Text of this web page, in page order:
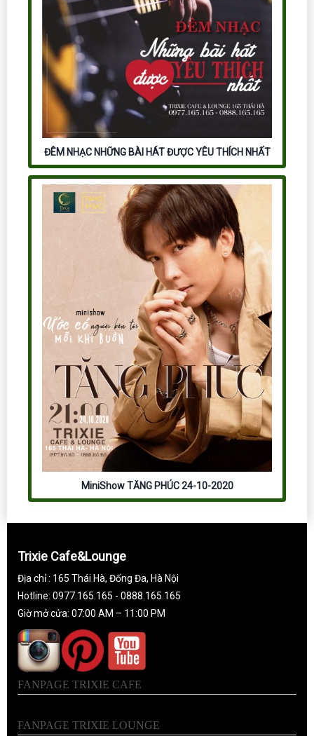
ĐÊM NHẠC NHỮNG BÀI HÁT ĐƯỢC YÊU THÍCH NHẤT
MiniShow TĂNG PHÚC 24-10-2020
Trixie Cafe&Lounge
Địa chỉ : 165 Thái Hà, Đống Đa, Hà Nội
Hotline: 0977.165.165 - 0888.165.165
Giờ mở cửa: 07:00 AM – 11:00 PM
FANPAGE TRIXIE CAFE
FANPAGE TRIXIE LOUNGE